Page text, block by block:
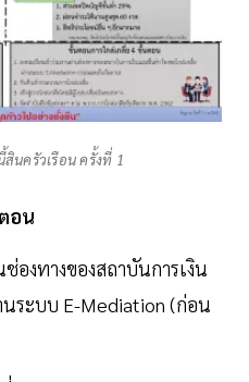
นครัวเรือน ครั้งที่ 1
อน
องทางของสถาบันการเงิน
นระบบ E-Mediation (ก่อน